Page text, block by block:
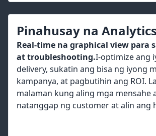
Pinahusay na Analytics
Real-time na graphical view para
at troubleshooting.I-optimize ang
delivery, sukatin ang bisa ng iyong
kampanya, at pagbutihin ang ROI.
malaman kung aling mga mensahe
natanggap ng customer at alin ang